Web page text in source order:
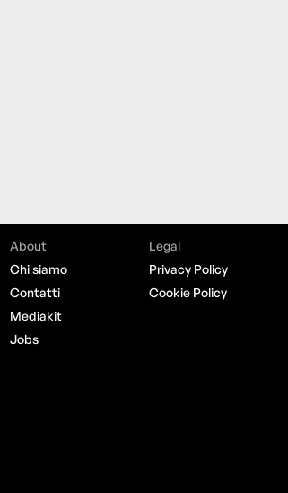
About
Chi siamo
Contatti
Mediakit
Jobs
Legal
Privacy Policy
Cookie Policy